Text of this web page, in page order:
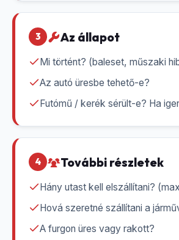
3 Az állapot
Mi történt? (baleset, műszaki
Az autó üresbe tehető-e?
Futómű / kerék sérült-e? Ha
4 További részletek
Hány utast kell elszállítani?
Hová szeretné szállítani a
A furgon üres vagy rakott?